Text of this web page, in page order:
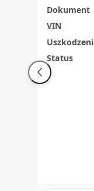
Dokument
VIN
Status